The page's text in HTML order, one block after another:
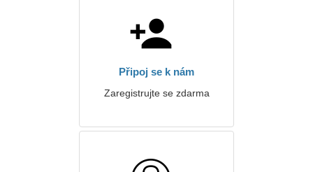
Připoj se k nám
Zaregistrujte se zdarma